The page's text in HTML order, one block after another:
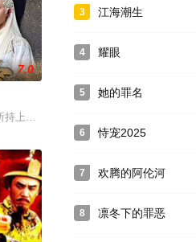
7.0
上古神器轩辕剑被震裂成两截，剑气也
3 江海潮生
4 耀眼
5 她的罪名
6 恃宠2025
7 欢腾的阿伦河
8 凛冬下的罪恶